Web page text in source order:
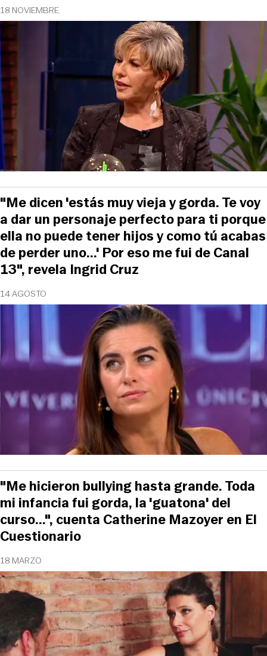
18 NOVIEMBRE
14 AGOSTO
"Me dicen 'estás muy vieja y gorda. Te voy
a dar un personaje perfecto para ti porque
ella no puede tener hijos y como tú acabas
de perder uno...' Por eso me fui de Canal
13", revela Ingrid Cruz
18 MARZO
"Me hicieron bullying hasta grande. Toda
mi infancia fui gorda, la 'guatona' del
curso...", cuenta Catherine Mazoyer en El
Cuestionario